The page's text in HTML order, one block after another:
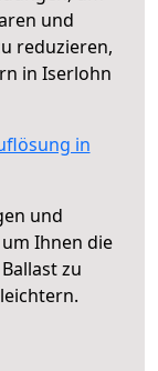
und
reduzieren,
in Iserlohn
in
und
Ihnen die
zu